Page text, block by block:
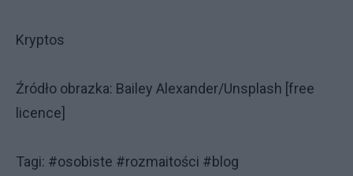
Kryptos
Źródło obrazka: Bailey Alexander/Unsplash [free
licence]
Tagi: #osobiste #rozmaitości #blog